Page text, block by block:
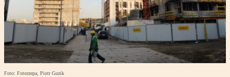
Foto: Fotorzepa, Piotr Guzik